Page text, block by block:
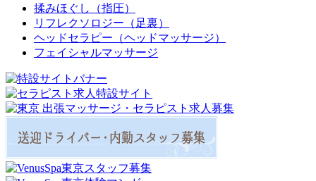
揉みほぐし（指圧）
リフレクソロジー（足裏）
ヘッドセラピー（ヘッドマッサージ）
フェイシャルマッサージ